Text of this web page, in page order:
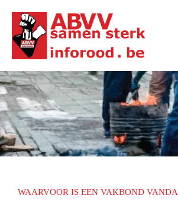
Ga
direct
naar
WAARVOOR IS EEN VAKBOND